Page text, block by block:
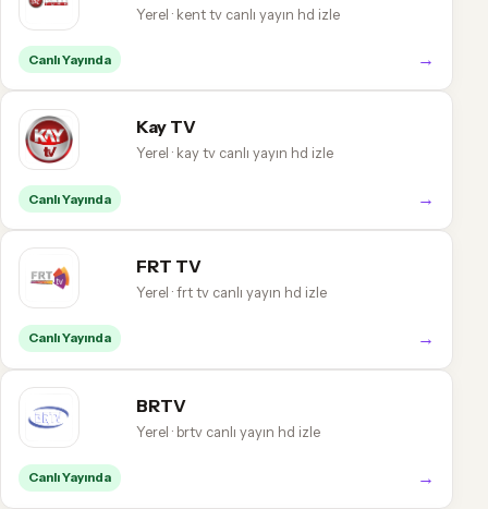
Yerel · kent tv canlı yayın hd izle
Canlı Yayında →
Kay TV
Yerel · kay tv canlı yayın hd izle
Canlı Yayında →
FRT TV
Yerel · frt tv canlı yayın hd izle
Canlı Yayında →
BRTV
Yerel · brtv canlı yayın hd izle
Canlı Yayında →